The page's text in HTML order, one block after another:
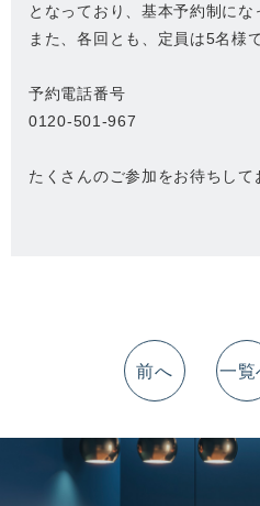
となっており、基本予約制にな
また、各回とも、定員は5名様で
予約電話番号
0120-501-967
たくさんのご参加をお待ちして
前へ 一